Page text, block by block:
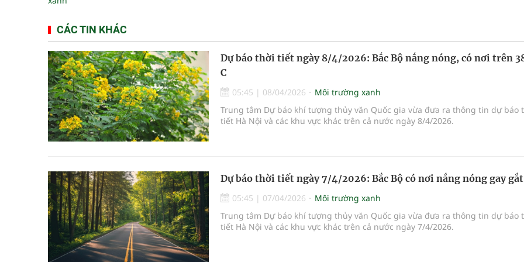
CÁC TIN KHÁC
Dự báo thời tiết ngày 8/4/2026: Bắc Bộ nắng nóng, có nơi trên
C
05:45 | 08/04/2026
Môi trường xanh
Trung tâm Dự báo khí tượng thủy văn Quốc gia vừa đưa ra thông tin dự báo
tiết Hà Nội và các khu vực khác trên cả nước ngày 8/4/2026.
Dự báo thời tiết ngày 7/4/2026: Bắc Bộ có nơi nắng nóng gay gắt
05:45 | 07/04/2026
Môi trường xanh
Trung tâm Dự báo khí tượng thủy văn Quốc gia vừa đưa ra thông tin dự báo
tiết Hà Nội và các khu vực khác trên cả nước ngày 7/4/2026.